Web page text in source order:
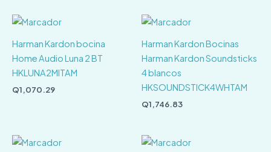
Harman Kardon bocina
Home Audio Luna 2 BT
HKLUNA2MITAM
Q1,070.29
Harman Kardon Bocinas
Harman Kardon Soundsticks
4 blancos
HKSOUNDSTICK4WHTAM
Q1,746.83